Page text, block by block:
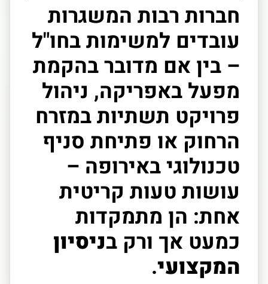
חברות רבות המשגרות
עובדים למשימות בחו"ל
– בין אם מדובר בהקמת
מפעל באפריקה, ניהול
פרויקט תשתיות במזרח
הרחוק או פתיחת סניף
טכנולוגי באירופה –
עושות טעות קריטית
אחת: הן מתמקדות
כמעט אך ורק בניסיון
המקצועי.